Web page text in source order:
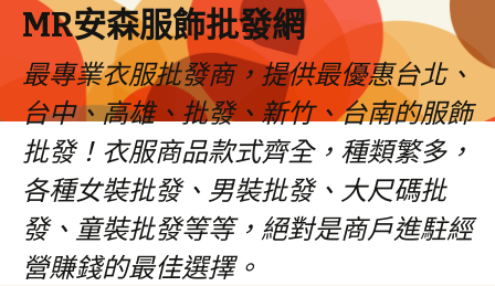
MR安森服飾批發網
最專業衣服批發商，提供最優惠台北、
台中、高雄、批發、新竹、台南的服飾
批發！衣服商品款式齊全，種類繁多，
各種女裝批發、男裝批發、大尺碼批
發、童裝批發等等，絕對是商戶進駐經
營賺錢的最佳選擇。